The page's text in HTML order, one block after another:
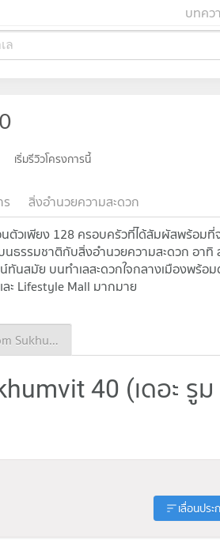
บทคว
ล
เริ่มรีวิวโครงการนี้
สิ่งอำนวยความสะดวก
ตัวเพียง 128 ครอบครัวที่ได้สัมผัสพร้อมที่
ธรรมชาติกับสิ่งอำนวยความสะดวก อาทิ
ทันสมัย บนทำเลสะดวกใจกลางเมืองพร้อ
ะ Lifestyle Mall มากมาย
ประกาศขาย The Room Sukhumvit 40
40 (เดอะ รูม
เลื่อนปร